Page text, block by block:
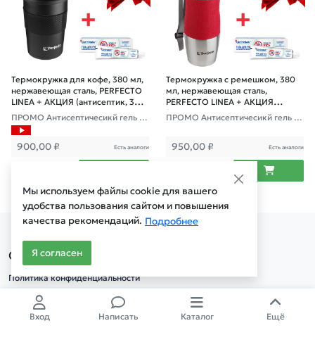
Термокружка для кофе, 380 мл,
нержавеющая сталь, PERFECTO
LINEA + АКЦИЯ (антисептик, 30
мл)
ПРОМО Антисептичесикй гель в
подарок
900,00 ₽ Есть аналоги
Термокружка с ремешком, 380
мл, нержавеющая сталь,
PERFECTO LINEA + АКЦИЯ
(антисептик, 30 мл)
ПРОМО Антисептичесикй гель в
950,00 ₽ Есть аналоги
Мы используем файлы cookie для вашего
удобства пользования сайтом и повышения
качества рекомендаций. Подробнее
Я согласен
Садовая техника и инструменты
Политика конфиденциальности
Политика обработки cookie
Полная версия сайта
Вход Написать Каталог Ещё